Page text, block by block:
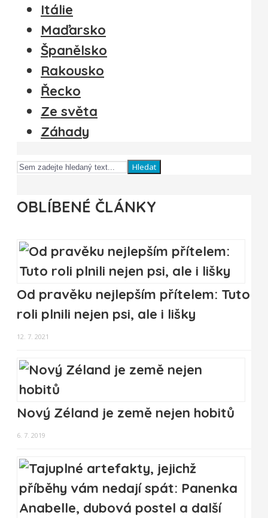
Itálie
Maďarsko
Španělsko
Rakousko
Řecko
Ze světa
Záhady
Hledat
OBLÍBENÉ ČLÁNKY
Od pravěku nejlepším přítelem: Tuto
roli plnili nejen psi, ale i lišky
12. 7. 2021
Nový Zéland je země nejen hobitů
6. 7. 2019